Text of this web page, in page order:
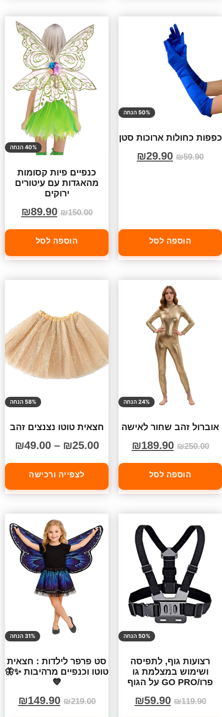
50% הנחה
כפפות כחולות ארוכות סטן
₪59.90
₪29.90
הוספה לסל
40% הנחה
כנפיים פיות קסומות
מהאגדות עם עיטורים
ירוקים
₪150.00
₪89.90
הוספה לסל
24% הנחה
אוברול זהב שחור לאישה
₪250.00
₪189.90
הוספה לסל
58% הנחה
חצאית טוטו נצנצים זהב
₪25.00
–
₪49.00
לצפייה ורכישה
50% הנחה
רצועות גוף, לתפיסה
ושימוש במצלמת גו
פרו/GO PRO על הגוף
₪119.90
₪59.90
31% הנחה
סט פרפר לילדות : חצאית
טוטו וכנפיים מרהיבות ✨🦋
💙
₪219.00
₪149.90